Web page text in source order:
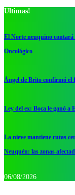
Ultimas!
El Norte neuquino
Oncológico
Ángel de Brito confirmó el
Ley del ex: Boca le ganó a
La nieve mantiene rutas
Neuquén: las zonas
06/08/2026